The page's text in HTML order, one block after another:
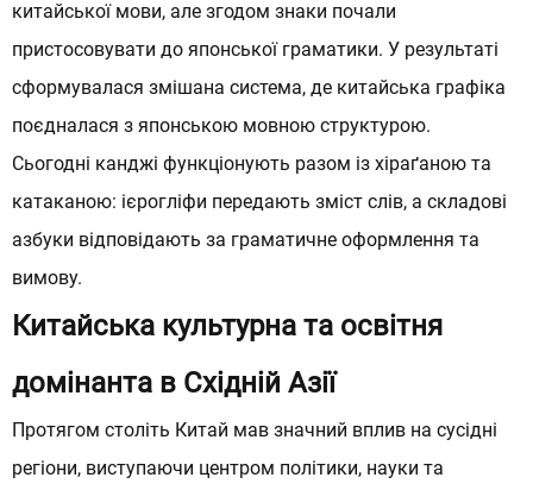
китайськоїмови, але згодом знаки почали
пристосовувати до японської граматики. У результаті
сформувалася змішана система, де китайська графіка
поєдналася з японською мовною структурою.
Сьогодні канджі функціонують разом із хіраґаною та
катаканою: ієрогліфи передають зміст слів, а складові
азбуки відповідають за граматичне оформлення та
вимову.
Китайська культурна та освітня
домінанта в Східній Азії
Протягом століть Китай мав значний вплив на сусідні
регіони, виступаючи центром політики, науки та